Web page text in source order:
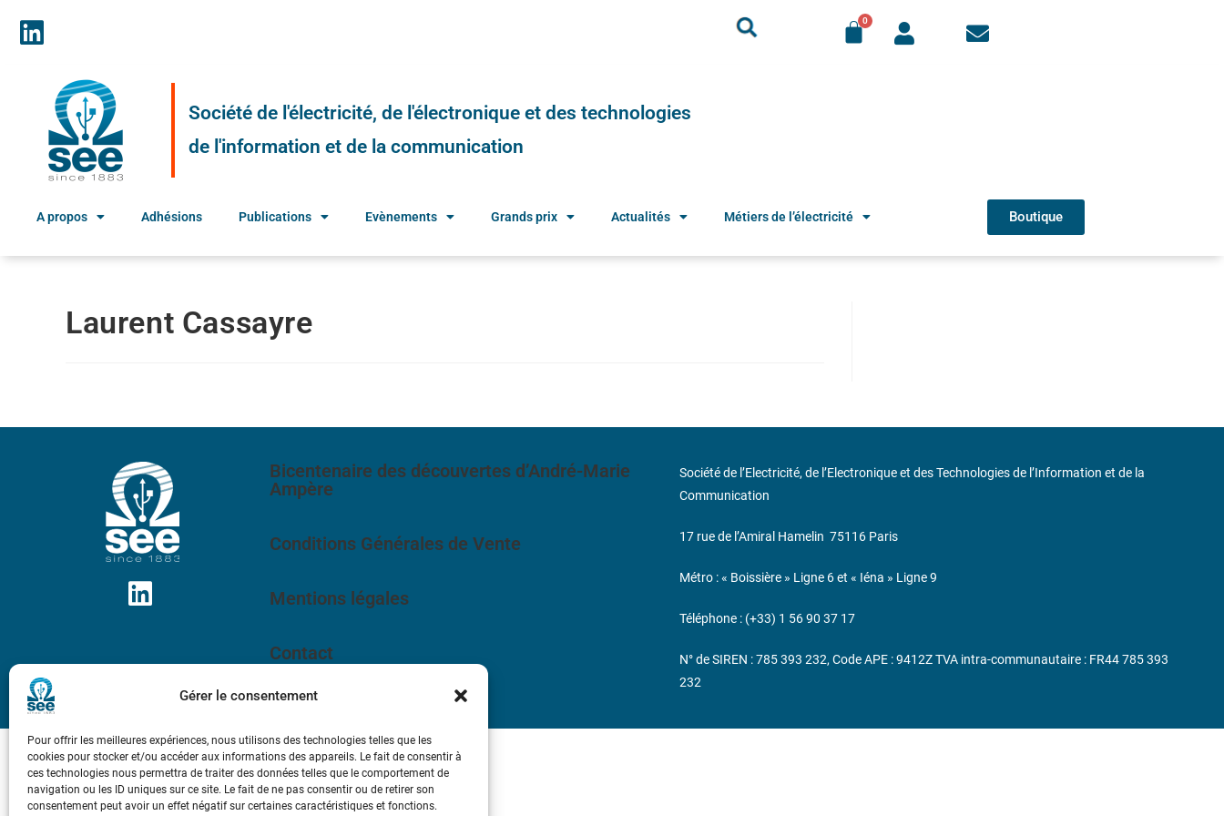
Gérer le consentement
Pour offrir les meilleures expériences, nous utilisons des technologies telles que les
cookies pour stocker et/ou accéder aux informations des appareils. Le fait de consentir à
ces technologies nous permettra de traiter des données telles que le comportement de
navigation ou les ID uniques sur ce site. Le fait de ne pas consentir ou de retirer son
consentement peut avoir un effet négatif sur certaines caractéristiques et fonctions.
Société de l'électricité, de l'électronique et des technologies
de l'information et de la communication
A propos Adhésions Publications Evènements Grands prix Actualités Métiers de l’électricité Boutique
Laurent Cassayre
Bicentenaire des découvertes d’André-Marie
Ampère
Conditions Générales de Vente
Mentions légales
Contact
Société de l’Electricité, de l’Electronique et des Technologies de l’Information et de la
Communication
17 rue de l’Amiral Hamelin 75116 Paris
Métro : « Boissière » Ligne 6 et « Iéna » Ligne 9
Téléphone : (+33) 1 56 90 37 17
N° de SIREN : 785 393 232, Code APE : 9412Z TVA intra-communautaire : FR44 785 393
232